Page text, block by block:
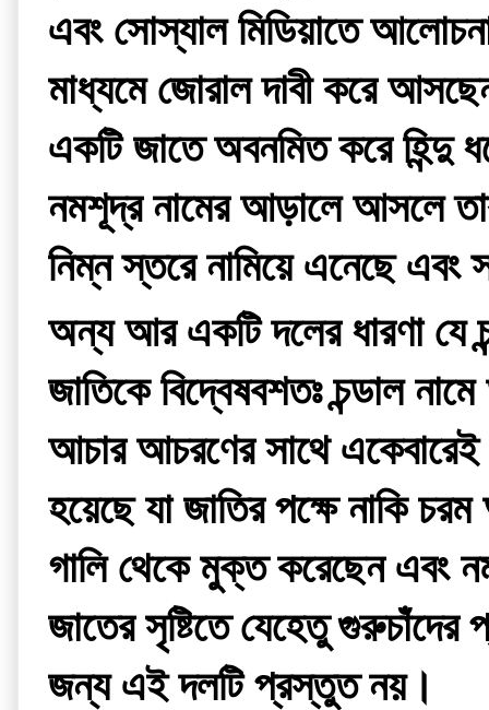
এবং সোস্যাল মিডিয়াতে
মাধ্যমে জোরাল দাবী করে
একটি জাতে অবনমিত করে হিন্দু
নমশূদ্র নামের আড়ালে আসলে
নিম্ন স্তরে নামিয়ে এনেছে এবং
অন্য আর একটি দলের ধারণা যে
জাতিকে বিদ্বেষবশতঃ চন্ডাল
আচার আচরণের সাথে
হয়েছে যা জাতির পক্ষে নাকি
গালি থেকে মুক্ত করেছেন এবং
জাতের সৃষ্টিতে যেহেতু
জন্য এই দলটি প্রস্তুত নয়।